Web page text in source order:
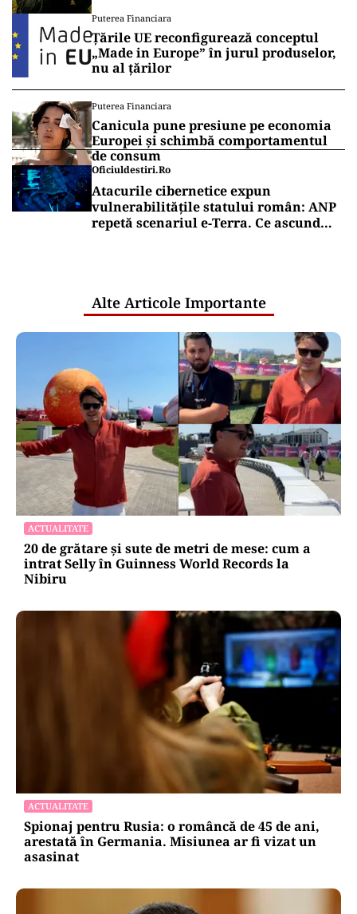
Puterea Financiara
Țările UE reconfigurează conceptul
„Made in Europe” în jurul produselor,
nu al țărilor
Puterea Financiara
Canicula pune presiune pe economia
Europei și schimbă comportamentul
de consum
Oficiuldestiri.ro
Atacurile cibernetice expun
vulnerabilitățile statului român: ANP
repetă scenariul e‑Terra. Ce ascund
Alte Articole Importante
ACTUALITATE
20 de grătare și sute de metri de mese: cum a
intrat Selly în Guinness World Records la
Nibiru
ACTUALITATE
Spionaj pentru Rusia: o româncă de 45 de ani,
arestată în Germania. Misiunea ar fi vizat un
asasinat